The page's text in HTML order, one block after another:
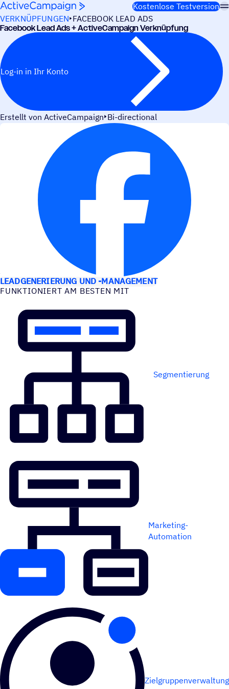
Weiter zum Inhalt
Kostenlose Testversion
VERKNÜPFUNGEN FACEBOOK LEAD ADS
Face­book Lead Ads + ActiveCampaign Verknüpfung
Log-in in Ihr Konto
Erstellt von ActiveCampaign Bi-directional
ANWEN­DUNGS­FÄLLE
LEADGENERIERUNG UND -MANAGEMENT
FUNK­TIO­NIERT AM BESTEN MIT
Segmentierung
Marketing-
Automation
Zielgruppenverwaltung